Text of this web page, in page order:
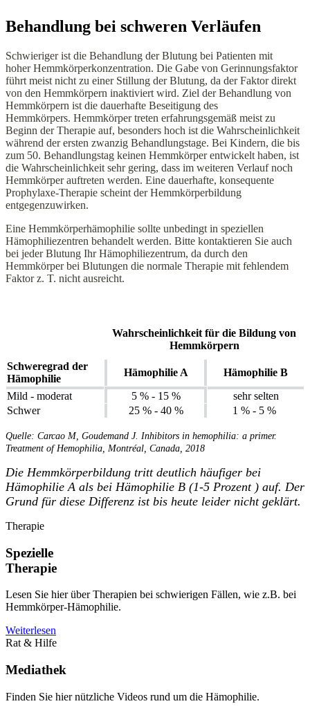
Behandlung bei schweren Verläufen
Schwieriger ist die Behandlung der Blutung bei Patienten mit
hoher Hemmkörperkonzentration. Die Gabe von Gerinnungsfaktor
führt meist nicht zu einer Stillung der Blutung, da der Faktor direkt
von den Hemmkörpern inaktiviert wird. Ziel der Behandlung von
Hemmkörpern ist die dauerhafte Beseitigung des
Hemmkörpers. Hemmkörper treten erfahrungsgemäß meist zu
Beginn der Therapie auf, besonders hoch ist die Wahrscheinlichkeit
während der ersten zwanzig Behandlungstage. Bei Kindern, die bis
zum 50. Behandlungstag keinen Hemmkörper entwickelt haben, ist
die Wahrscheinlichkeit sehr gering, dass im weiteren Verlauf noch
Hemmkörper auftreten werden. Eine dauerhafte, konsequente
Prophylaxe-Therapie scheint der Hemmkörperbildung
entgegenzuwirken.
Eine Hemmkörperhämophilie sollte unbedingt in speziellen
Hämophiliezentren behandelt werden. Bitte kontaktieren Sie auch
bei jeder Blutung Ihr Hämophiliezentrum, da durch den
Hemmkörper bei Blutungen die normale Therapie mit fehlendem
Faktor z. T. nicht ausreicht.
Wahrscheinlichkeit für die Bildung von
Hemmkörpern
Schweregrad der
Hämophilie
Hämophilie A
Hämophilie B
Mild - moderat
5 % - 15 %
sehr selten
Schwer
25 % - 40 % 1 % - 5 %
Quelle: Carcao M, Goudemand J. Inhibitors in hemophilia: a primer.
Treatment of Hemophilia, Montréal, Canada, 2018
Die Hemmkörperbildung tritt deutlich häufiger bei
Hämophilie A als bei Hämophilie B (1-5 Prozent ) auf. Der
Grund für diese Differenz ist bis heute leider nicht geklärt.
Therapie
Spezielle
Therapie
Lesen Sie hier über Therapien bei schwierigen Fällen, wie z.B. bei
Hemmkörper-Hämophilie.
Weiterlesen
Rat & Hilfe
Mediathek
Finden Sie hier nützliche Videos rund um die Hämophilie.